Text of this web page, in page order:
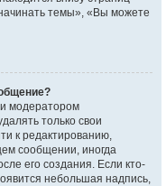
темы», «Вы можете
модератором
только свои
к редактированию,
сообщении, иногда
его создания. Если кто-
небольшая надпись,